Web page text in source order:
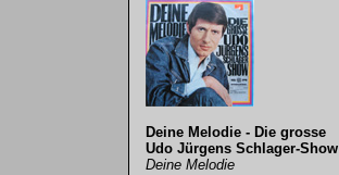
Deine Melodie - Die grosse
Udo Jürgens Schlager-Show
Deine Melodie